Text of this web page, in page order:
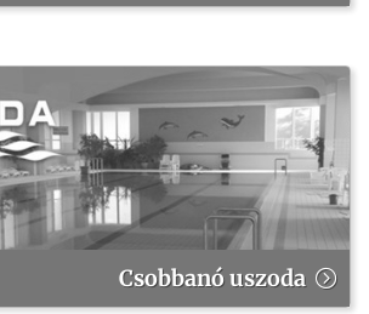
Csobbanó uszoda